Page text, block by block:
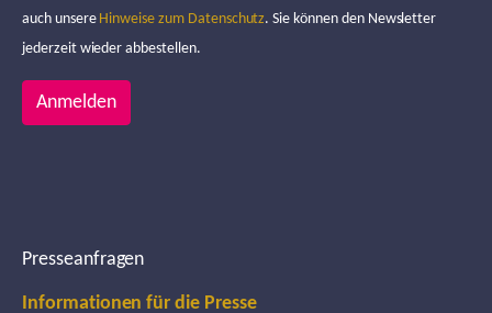
auch unsere Hinweise zum Datenschutz. Sie können den Newsletter
jederzeit wieder abbestellen.
Anmelden
Presseanfragen
Informationen für die Presse